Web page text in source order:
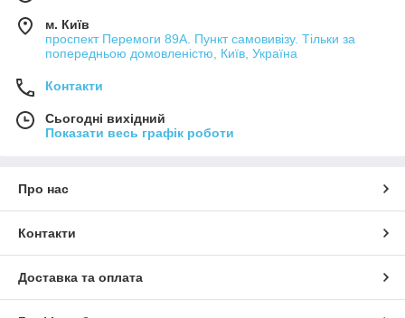
м. Київ
проспект Перемоги 89А. Пункт самовивізу. Тільки за
попередньою домовленістю, Київ, Україна
Контакти
Сьогодні вихідний
Показати весь графік роботи
Про нас
Контакти
Доставка та оплата